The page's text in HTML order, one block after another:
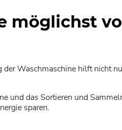
möglichst
Waschmaschine hilft nicht
und das Sortieren und
sparen.